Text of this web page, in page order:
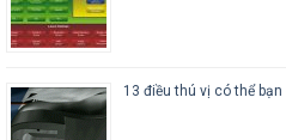
13 điều thú vị có thể